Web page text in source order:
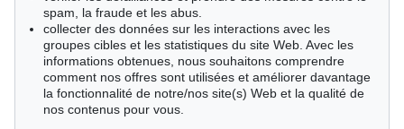
Style de vie
Événements clés des sciences naturelles
Littérature mondiale
Littérature économique
spam, la fraude et les abus.
collecter des données sur les interactions avec les
groupes cibles et les statistiques du site Web. Avec les
informations obtenues, nous souhaitons comprendre
comment nos offres sont utilisées et améliorer davantage
la fonctionnalité de notre/nos site(s) Web et la qualité de
nos contenus pour vous.